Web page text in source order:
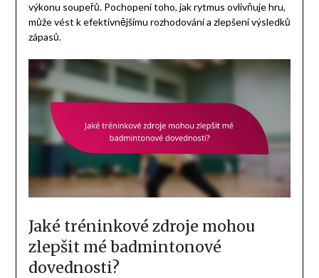
výkonu soupeřů. Pochopení toho, jak rytmus ovlivňuje hru,
může vést k efektivnějšímu rozhodování a zlepšení výsledků
zápasů.
Jaké tréninkové zdroje mohou
zlepšit mé badmintonové
dovednosti?